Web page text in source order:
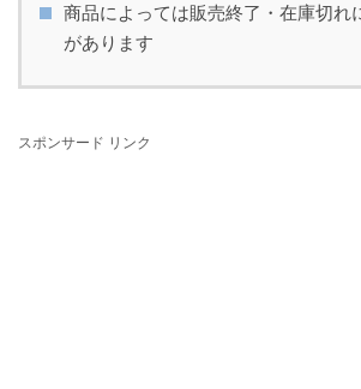
商品によっては販売終了・在庫切れ
があります
スポンサード リンク